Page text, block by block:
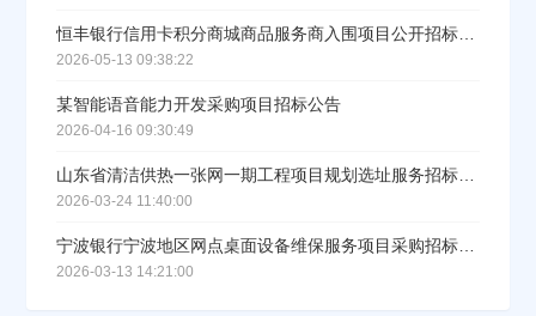
恒丰银行信用卡积分商城商品服务商入围项目公开招标公告
2026-05-13 09:38:22
某智能语音能力开发采购项目招标公告
2026-04-16 09:30:49
山东省清洁供热一张网一期工程项目规划选址服务招标公告
2026-03-24 11:40:00
宁波银行宁波地区网点桌面设备维保服务项目采购招标公告
2026-03-13 14:21:00